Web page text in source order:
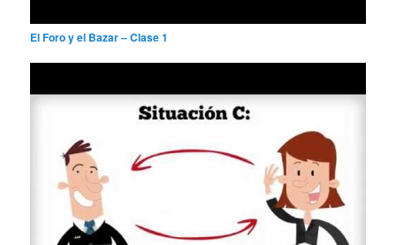
El Foro y el Bazar – Clase 1